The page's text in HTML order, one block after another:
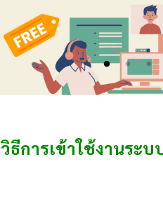
วิธีการเข้าใช้งานระบ